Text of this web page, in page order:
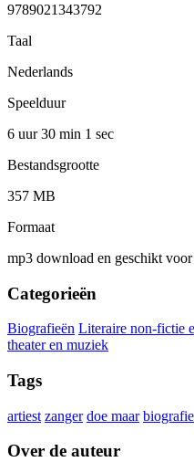
9789021343792
Taal
Nederlands
Speelduur
6 uur 30 min 1 sec
Bestandsgrootte
357 MB
Formaat
mp3 download en geschikt
Categorieën
Biografieën Literaire non-fictie
theater en muziek
Tags
artiest zanger doe maar biografie
Over de auteur